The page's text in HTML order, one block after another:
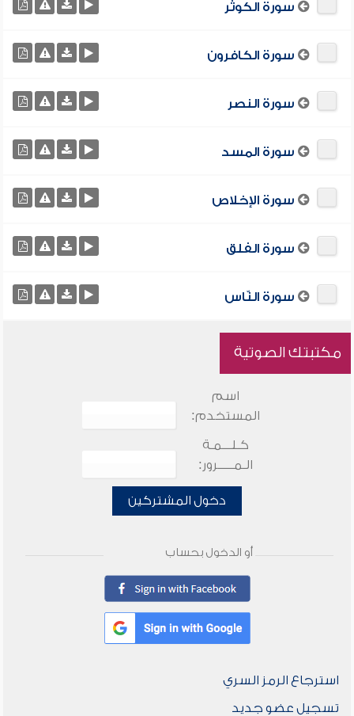
سورة الكوثر
سورة الكافرون
سورة النصر
سورة المسد
سورة الإخلاص
سورة الفلق
سورة النّاس
مكتبتك الصوتية
اسم
المستخدم:
كـلـــمـة
الـمـــــرور:
دخول المشتركين
أو الدخول بحساب
استرجاع الرمز السري
تسجيل عضو جديد